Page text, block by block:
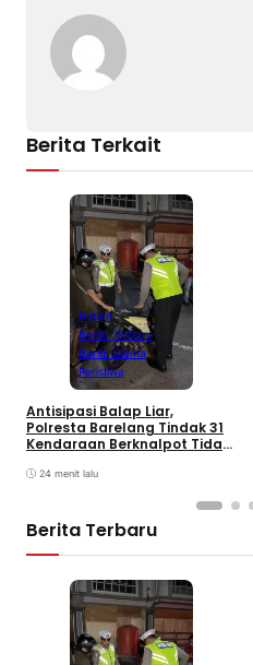
Berita Terkait
Batam
Berita Terbaru
Berita Utama
Peristiwa
Antisipasi Balap Liar,
Polresta Barelang Tindak 31
Kendaraan Berknalpot Tidak
24 menit lalu
Berita Terbaru